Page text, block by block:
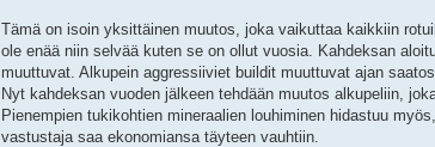
Tämä on isoin yksittäinen muutos, joka vaikuttaa kaikkiin
ole enää niin selvää kuten se on ollut vuosia. Kahdeksan
muuttuvat. Alkupein aggressiiviet buildit muuttuvat ajan
Nyt kahdeksan vuoden jälkeen tehdään muutos alkupeliin,
Pienempien tukikohtien mineraalien louhiminen hidastuu
vastustaja saa ekonomiansa täyteen vauhtiin.